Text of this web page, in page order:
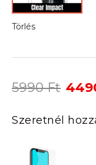
Törlés
5990Ft
was:
Szeretnél